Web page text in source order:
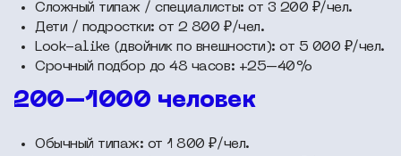
Сложный типаж / специалисты: от 3 200 ₽/чел.
Дети / подростки: от 2 800 ₽/чел.
Look-alike (двойник по внешности): от 5 000 ₽/чел.
Срочный подбор до 48 часов: +25–40%
200–1000 человек
Обычный типаж: от 1 800 ₽/чел.